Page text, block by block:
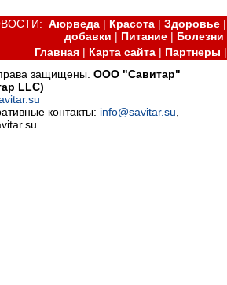
Аюрведа | Красота |Здоровье
добавки | Питание| Болезни
Главная| Карта сайта| Партнеры
защищены.ООО "Савитар"
LLC)
контакты: info@savitar.su